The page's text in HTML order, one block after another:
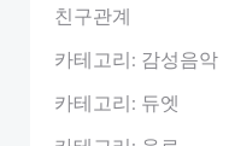
친구관계
카테고리: 감성음악
카테고리: 듀엣